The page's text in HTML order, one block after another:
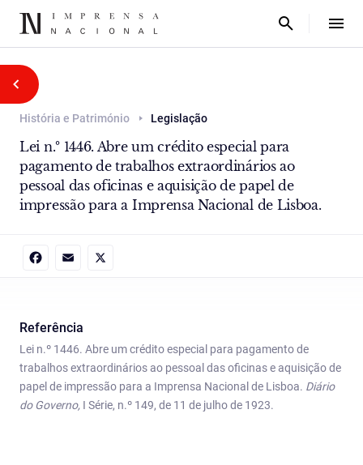
História e Património Legislação
Lei n.º 1446. Abre um crédito especial para
pagamento de trabalhos extraordinários ao
pessoal das oficinas e aquisição de papel de
impressão para a Imprensa Nacional de Lisboa.
Referência
Lei n.º 1446. Abre um crédito especial para pagamento de
trabalhos extraordinários ao pessoal das oficinas e aquisição de
papel de impressão para a Imprensa Nacional de Lisboa. Diário
do Governo, I Série, n.º 149, de 11 de julho de 1923.